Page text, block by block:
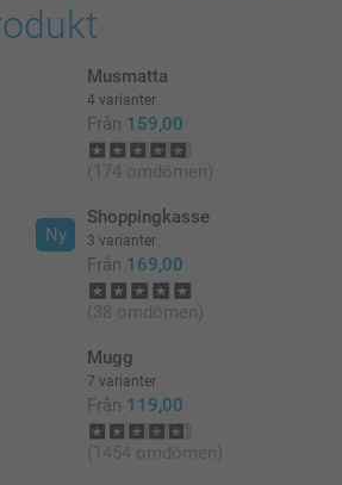
Musmatta
4 varianter
Från 159,00
(174 omdömen)
Ny
Shoppingkasse
3 varianter
Från 169,00
(38 omdömen)
Mugg
7 varianter
Från 119,00
(1454 omdömen)